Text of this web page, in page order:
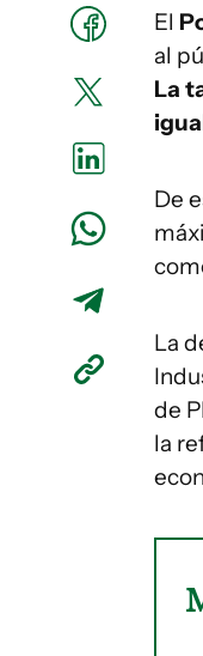
El
al
La
De
La
de
la